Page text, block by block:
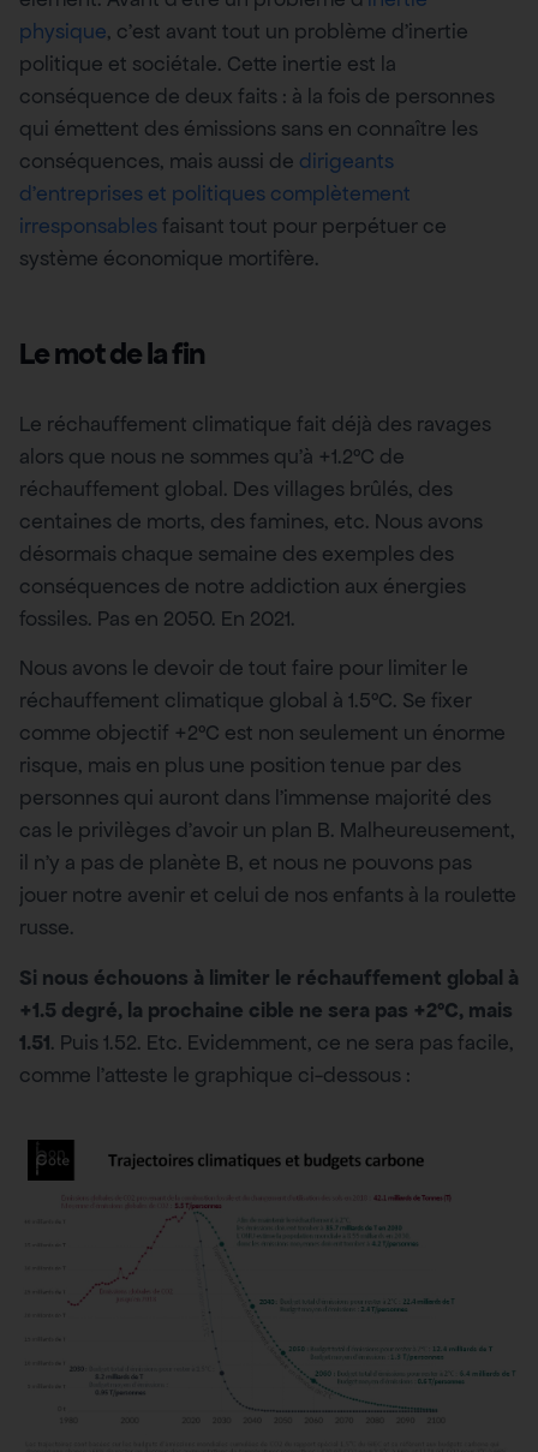
physique, c’est avant tout un problème d’inertie
politique et sociétale. Cette inertie est la
conséquence de deux faits : à la fois de personnes
qui émettent des émissions sans en connaître les
conséquences, mais aussi de dirigeants
d’entreprises et politiques complètement
irresponsablesfaisant tout pour perpétuer ce
système économique mortifère.
Le mot de la fin
Le réchauffement climatique fait déjà des ravages
alors que nous ne sommes qu’à +1.2°C de
réchauffement global. Des villages brûlés, des
centaines de morts, des famines, etc. Nous avons
désormais chaque semaine des exemples des
conséquences de notre addiction aux énergies
fossiles. Pas en 2050. En 2021.
Nous avons le devoir de tout faire pour limiter le
réchauffement climatique global à 1.5°C. Se fixer
comme objectif +2°C est non seulement un énorme
risque, mais en plus une position tenue par des
personnes qui auront dans l’immense majorité des
cas le privilèges d’avoir un plan B. Malheureusement,
il n’y a pas de planète B, et nous ne pouvons pas
jouer notre avenir et celui de nos enfants à la roulette
russe.
Si nous échouons à limiter le réchauffement global à
+1.5 degré, la prochaine cible ne sera pas +2°C, mais
1.51. Puis 1.52. Etc. Evidemment, ce ne sera pas facile,
comme l’atteste le graphique ci-dessous :